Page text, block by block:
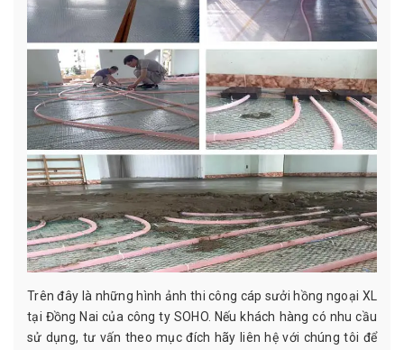
Trên đây là những hình ảnh thi công cáp sưởi hồng ngoại XL
tại Đồng Nai của công ty SOHO. Nếu khách hàng có nhu cầu
sử dụng, tư vấn theo mục đích hãy liên hệ với chúng tôi để